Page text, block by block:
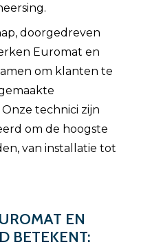
doorgedreven
Euromat en
om klanten te
technici zijn
om de hoogste
van installatie tot
EN
BETEKENT: